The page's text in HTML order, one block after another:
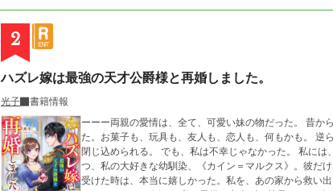
2
ハズレ嫁は最強の天才公爵様と再婚しました。
光子
書籍情報
ーーー両親の愛情は、全て、可愛い妹の物だった。 昔から、私のモノは、妹が欲しがれば、全て妹のモノになっ
た。お菓子も、玩具も、友人も、恋人も、何もかも。 逆
閉じ込められる。 でも、私は不幸じゃなかった。 私には、幼馴染である、カインがいたから。同じ伯爵爵位を持
つ、私の大好きな幼馴染、《カイン＝マルクス》。彼だ
受けた時は、本当に嬉しかった。私を、あの家から救い出してくれたと思った。